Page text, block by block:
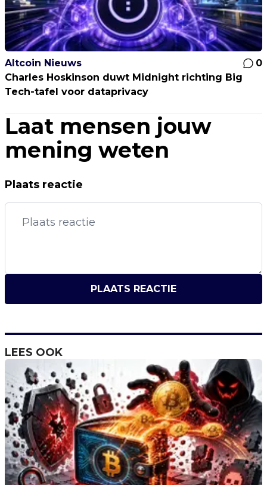
Altcoin Nieuws
0
Charles Hoskinson duwt Midnight richting Big
Tech-tafel voor dataprivacy
Laat mensen jouw
mening weten
Plaats reactie
PLAATS REACTIE
LEES OOK